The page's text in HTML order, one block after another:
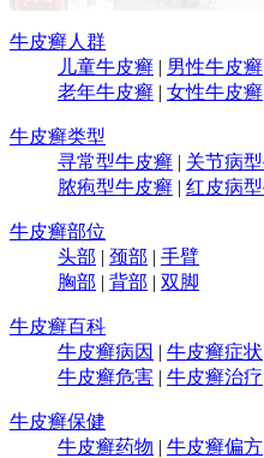
牛皮癣人群
儿童牛皮癣 | 男性牛皮癣
老年牛皮癣 | 女性牛皮癣
牛皮癣类型
寻常型牛皮癣 | 关节病
脓疱型牛皮癣 | 红皮病
牛皮癣部位
头部 | 颈部 | 手臂
胸部 | 背部 | 双脚
牛皮癣百科
牛皮癣病因 | 牛皮癣症状
牛皮癣危害 | 牛皮癣治疗
牛皮癣保健
牛皮癣药物 | 牛皮癣偏方